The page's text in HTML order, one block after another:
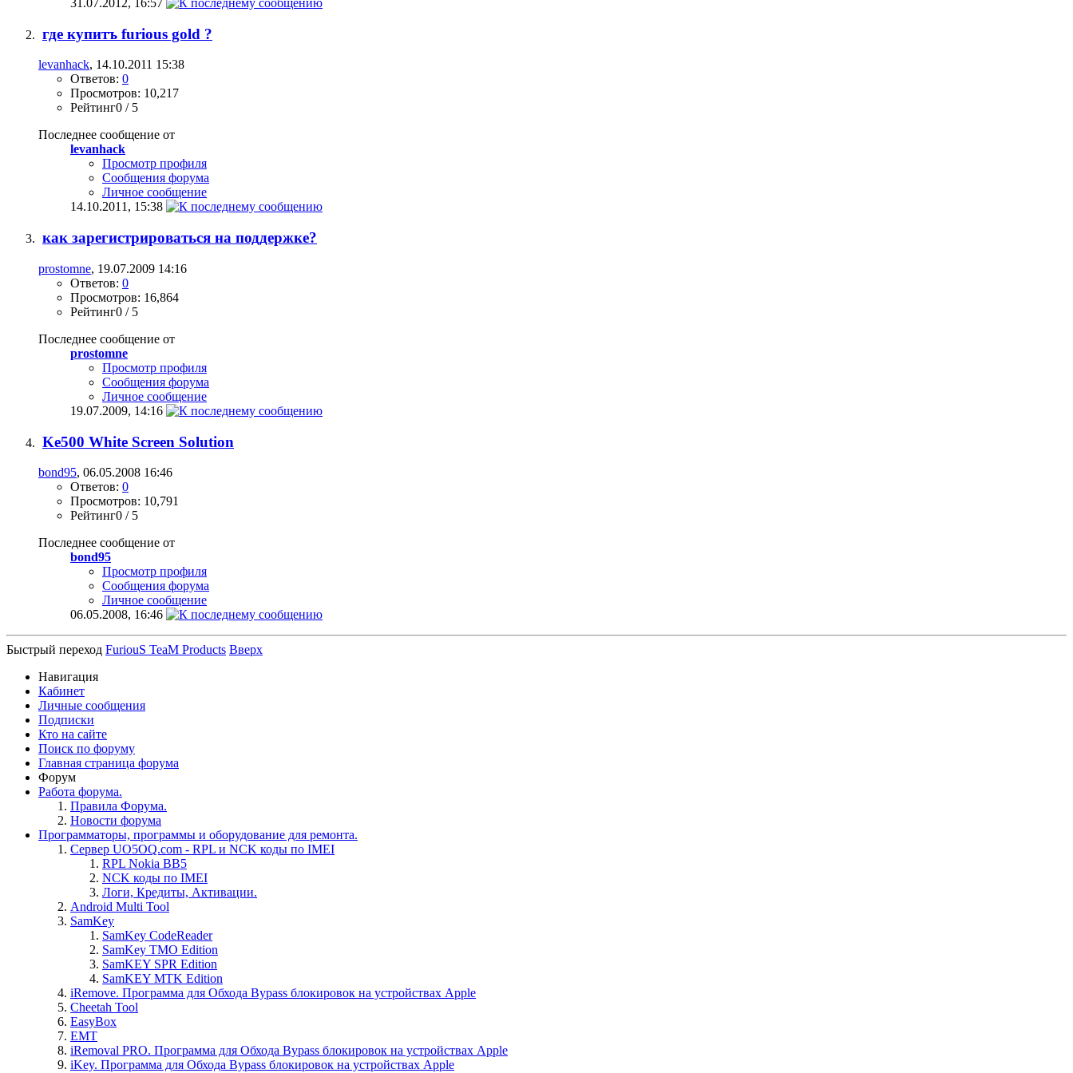
31.07.2012, 16:57
где купитъ furious gold ?
levanhack, 14.10.2011 15:38
Ответов: 0
Просмотров: 10,217
Рейтинг0 / 5
Последнее сообщение от
levanhack
Просмотр профиля
Сообщения форума
Личное сообщение
14.10.2011, 15:38
как зарегистрироваться на поддержке?
prostomne, 19.07.2009 14:16
Ответов: 0
Просмотров: 16,864
Рейтинг0 / 5
Последнее сообщение от
prostomne
Просмотр профиля
Сообщения форума
Личное сообщение
19.07.2009, 14:16
Ke500 White Screen Solution
bond95, 06.05.2008 16:46
Ответов: 0
Просмотров: 10,791
Рейтинг0 / 5
Последнее сообщение от
bond95
Просмотр профиля
Сообщения форума
Личное сообщение
06.05.2008, 16:46
Быстрый переход FuriouS TeaM Products Вверх
Навигация
Кабинет
Личные сообщения
Подписки
Кто на сайте
Поиск по форуму
Главная страница форума
Форум
Работа форума.
Правила Форума.
Новости форума
Программаторы, программы и оборудование для ремонта.
Сервер UO5OQ.com - RPL и NCK коды по IMEI
RPL Nokia BB5
NCK коды по IMEI
Логи, Кредиты, Активации.
Android Multi Tool
SamKey
SamKey CodeReader
SamKey TMO Edition
SamKEY SPR Edition
SamKEY MTK Edition
iRemove. Программа для Обхода Bypass блокировок на устройствах Apple
Cheetah Tool
EasyBox
EMT
iRemoval PRO. Программа для Обхода Bypass блокировок на устройствах Apple
iKey. Программа для Обхода Bypass блокировок на устройствах Apple